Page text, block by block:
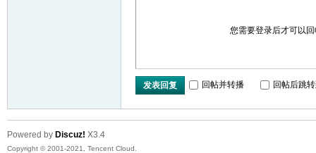
您需要登录后才可以
发表回复 回帖并转播 回帖后跳
Powered by Discuz! X3.4
Copyright © 2001-2021, Tencent Cloud.